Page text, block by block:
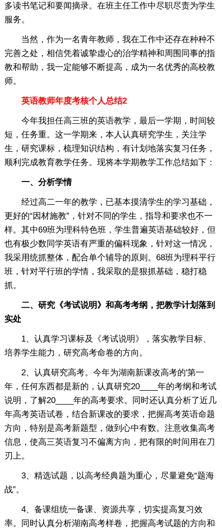
多读书笔记和要闻摘录。在班主任工作中尽职尽责为学生
服务。
当然，作为一名青年教师，我在工作中还存在种种不
完善之处，相信凭着诚挚虚心的治学精神和周围同事的指
教和帮助，我一定能够不断提高，成为一名优秀的高校教
师。
英语教师年度考核个人总结2
今年我担任高三班的英语教学，最后一学期，时间较
短，任务重。这一学期来，本人认真研究学生，关注学
生，研究课标，梳理知识结构，有计划地落实复习任务，
顺利完成教育教学任务。现将本学期教学工作总结如下：
一、分析学情
经过高二一年的教学，已基本摸清学生的学习基础，
更好的“因材施教”，针对不同的学生，指导和要求也不一
样。其中69班为理科特色班，学生普遍英语基础较好，但
也有极少数同学英语有严重的偏科现象，针对这一情况，
我采用统抓整体，配合单个辅导的原则。68班为理科平行
班，针对平行班的学情，我采取的是狠抓基础，稳打稳
抓。
二、研究《考试说明》和高考考纲，把教学计划落到
实处
1、认真学习课标及《考试说明》，落实教学目标、
培养学生能力，研究高考命卷的方向。
2、认真研究高考。今年为湖南新课改高考的'第一
年，任何东西都是新的，认真研究20____年的考纲和考试
说明，了解20____年的高考要求。同时还认真分析了近几
年高考英语试卷，结合新课改的要求，把握高考英语命题
方向，特别是高考新题型，做到心中有数。注意收集高考
信息，使高三英语复习不偏离方向，把有限的时间用在刀
刃上。
3、精选试题，以高考经典题为重心，尽量避免“题海
战”。
4、备课组统一备课、资源共享，切实提高复习效
率。同时认真分析湖南高考样卷，把握高考试题的方向和